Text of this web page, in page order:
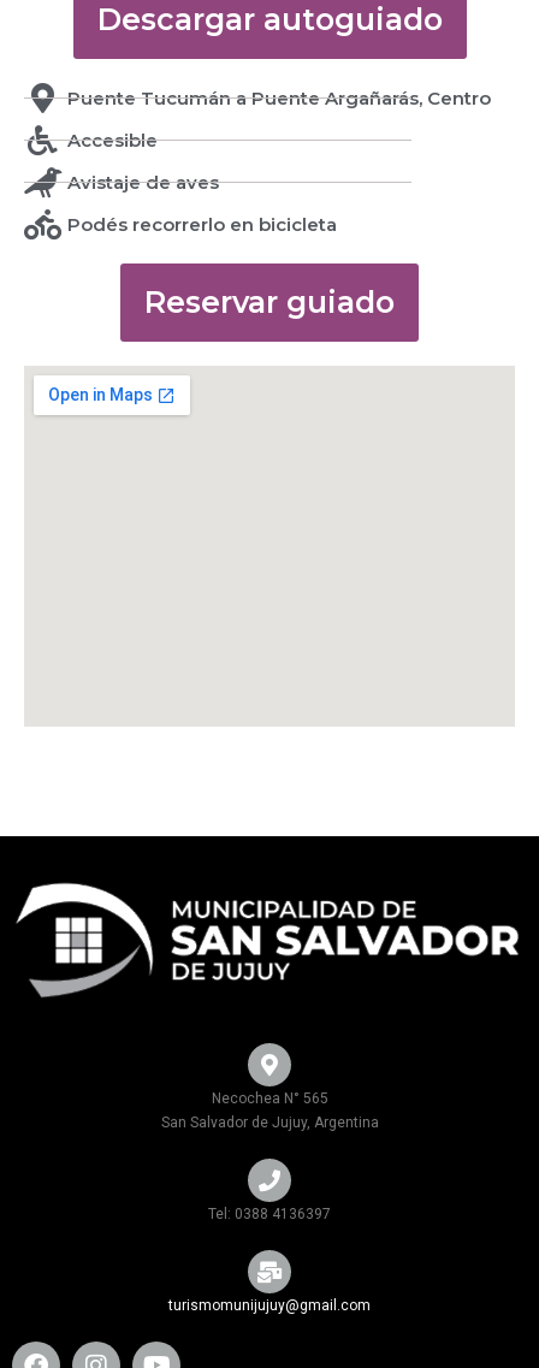
Descargar autoguiado
Puente Tucumán a Puente Argañarás, Centro
Accesible
Avistaje de aves
Podés recorrerlo en bicicleta
Reservar guiado
Necochea N° 565
San Salvador de Jujuy, Argentina
Tel: 0388 4136397
turismomunijujuy@gmail.com